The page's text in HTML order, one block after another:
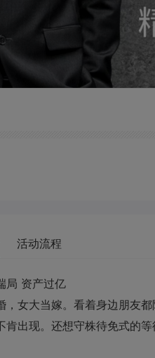
活动流程
局 资产过亿
，女大当嫁。看着身边朋友
肯出现。还想守株待免式的等